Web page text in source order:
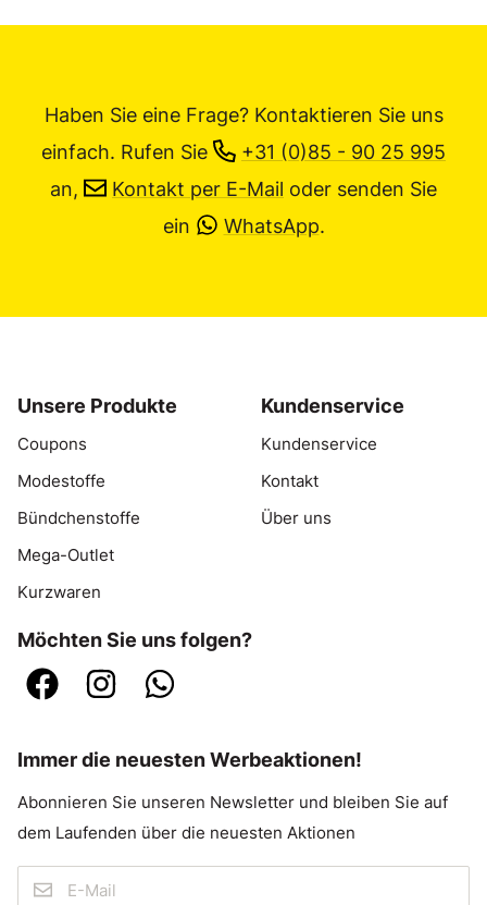
Haben Sie eine Frage? Kontaktieren Sie uns
einfach. Rufen Sie
+31 (0)85 - 90 25 995
an,
Kontakt per E-Mail oder senden Sie
ein
WhatsApp.
Unsere Produkte
Coupons
Modestoffe
Bündchenstoffe
Mega-Outlet
Kurzwaren
Kundenservice
Kundenservice
Kontakt
Über uns
Möchten Sie uns folgen?
Immer die neuesten Werbeaktionen!
Abonnieren Sie unseren Newsletter und bleiben Sie auf
dem Laufenden über die neuesten Aktionen